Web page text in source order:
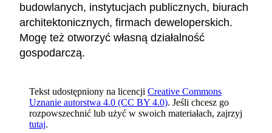
budowlanych, instytucjach publicznych, biurach
architektonicznych, firmach deweloperskich.
Mogę też otworzyć własną działalność
gospodarczą.
Tekst udostępniony na licencji Creative Commons
Uznanie autorstwa 4.0 (CC BY 4.0). Jeśli chcesz go
rozpowszechnić lub użyć w swoich materiałach, zajrzyj
tutaj.